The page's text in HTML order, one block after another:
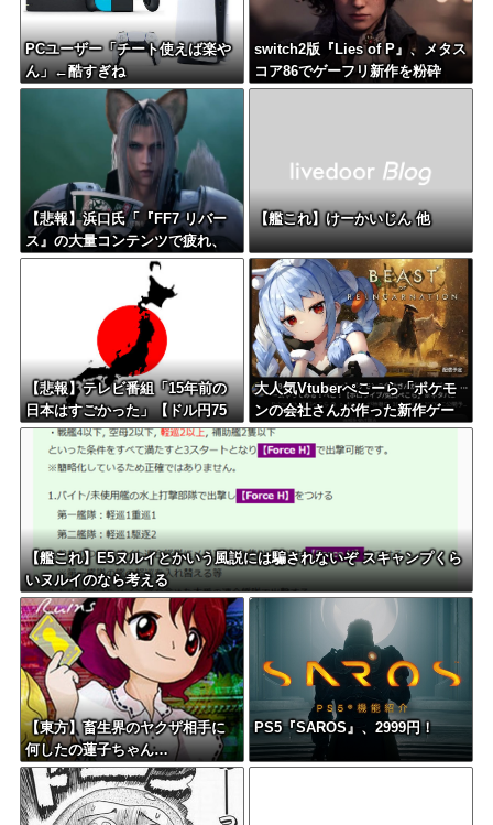
PCユーザー「チート使えば楽や
ん」←酷すぎね
switch2版『Lies of P』、メタス
コア86でゲーフリ新作を粉砕
【悲報】浜口氏「『FF7 リバー
ス』の大量コンテンツで疲れ、
離れたプレイヤーいた」
【艦これ】けーかいじん 他
【悲報】テレビ番組「15年前の
日本はすごかった」【ドル円75
円】
大人気Vtuberぺこーら「ポケモ
ンの会社さんが作った新作ゲー
ムやってみる！」
【艦これ】E5ヌルイとかいう風説には騙されないぞ スキャンプくら
いヌルイのなら考える
【東方】畜生界のヤクザ相手に
何したの蓮子ちゃん…
PS5『SAROS』、2999円！